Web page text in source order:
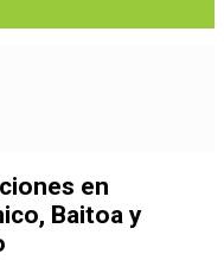
en
Baitoa y